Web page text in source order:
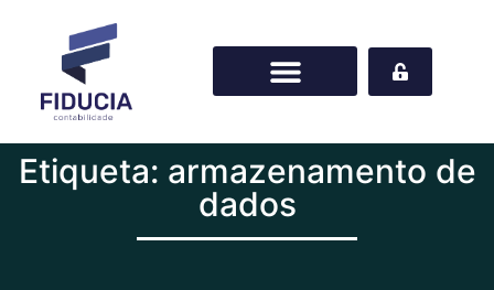
Etiqueta: armazenamento de
dados